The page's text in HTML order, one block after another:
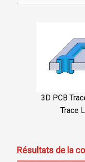
3D PCB
Trace
Résultats de la